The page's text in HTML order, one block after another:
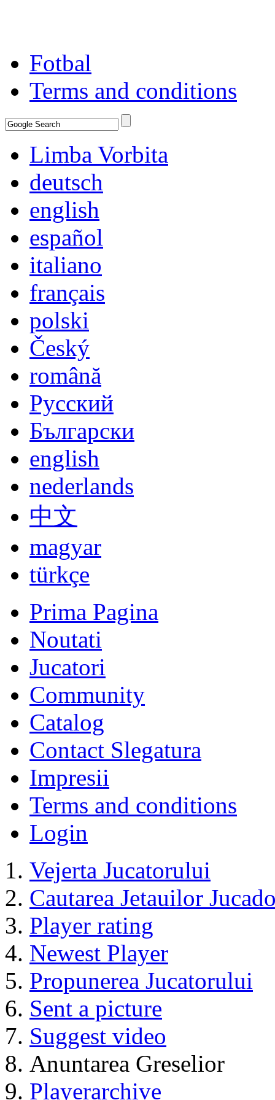
Fotbal
Terms and conditions
Limba Vorbita
deutsch
english
español
italiano
français
polski
Český
română
Русский
Български
english
nederlands
中文
magyar
türkçe
Prima Pagina
Noutati
Jucatori
Community
Catalog
Contact Slegatura
Impresii
Terms and conditions
Login
Vejerta Jucatorului
Cautarea Jetauilor